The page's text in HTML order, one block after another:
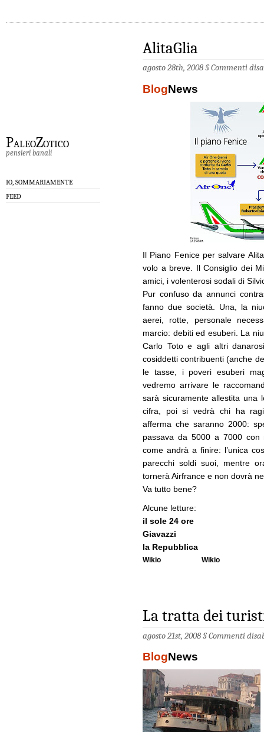
PaleoZotico
pensieri banali
IO, SOMMARIAMENTE
FEED
AlitaGlia
agosto 28th, 2008 §Commenti
BlogNews
Il Piano Fenice per salvare
volo a breve. Il Consiglio dei
amici, i volenterosi sodali di
Pur confuso da annunci
fanno due società. Una, la
aerei, rotte, personale
marcio: debiti ed esuberi. La
Carlo Toto e agli altri
cosiddetti contribuenti (anche
le tasse, i poveri esuberi
vedremo arrivare le
sarà sicuramente allestita una
cifra, poi si vedrà chi ha
afferma che saranno 2000:
passava da 5000 a 7000 con
come andrà a finire: l’unica
parecchi soldi suoi, mentre
tornerà Airfrance e non dovrà
Va tutto bene?
Alcune letture:
il sole 24 ore
Giavazzi
la Repubblica
Wikio Wikio
La tratta dei
agosto 21st, 2008 §Commenti
BlogNews